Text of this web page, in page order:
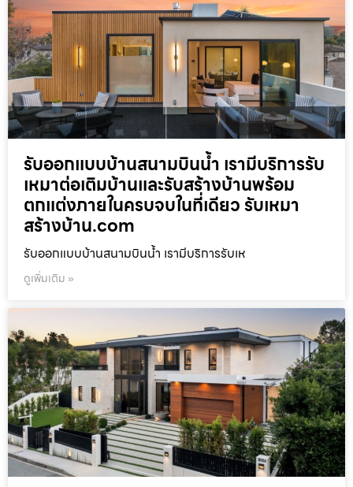
รับออกแบบบ้านสนามบินน้ำ เรามีบริการรับ
เหมาต่อเติมบ้านและรับสร้างบ้านพร้อม
ตกแต่งภายในครบจบในที่เดียว รับเหมา
สร้างบ้าน.com
รับออกแบบบ้านสนามบินน้ำ เรามีบริการรับเห
ดูเพิ่มเติม »